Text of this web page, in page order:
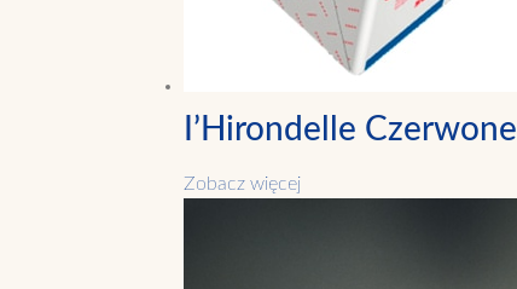
I’Hirondelle Czerwone
Zobacz więcej